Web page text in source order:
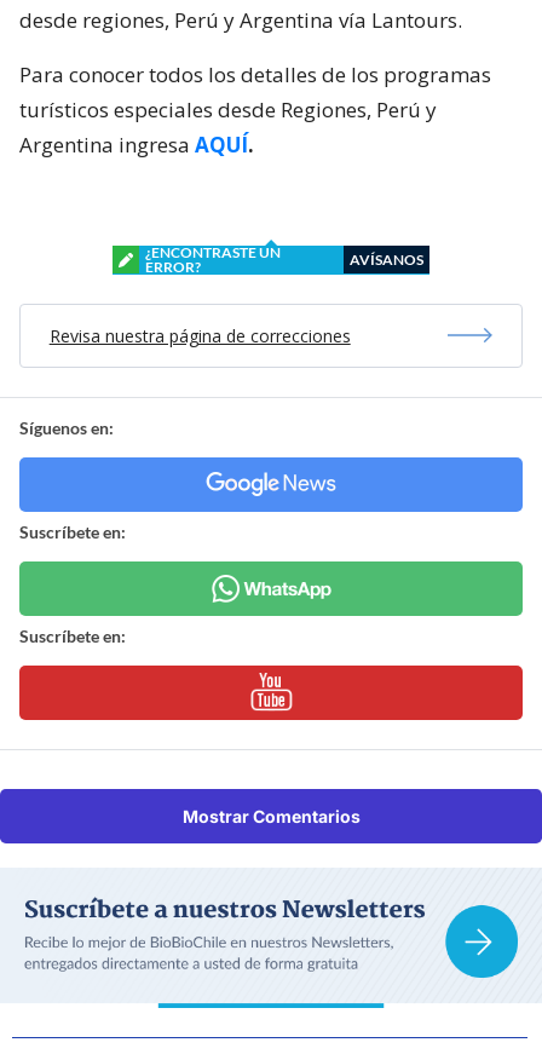
desde regiones, Perú y Argentina vía Lantours.
Para conocer todos los detalles de los programas
turísticos especiales desde Regiones, Perú y
Argentina ingresa AQUÍ.
¿ENCONTRASTE UN
ERROR?
AVÍSANOS
Revisa nuestra página de correcciones
Síguenos en:
Suscríbete en:
Suscríbete en:
Mostrar Comentarios